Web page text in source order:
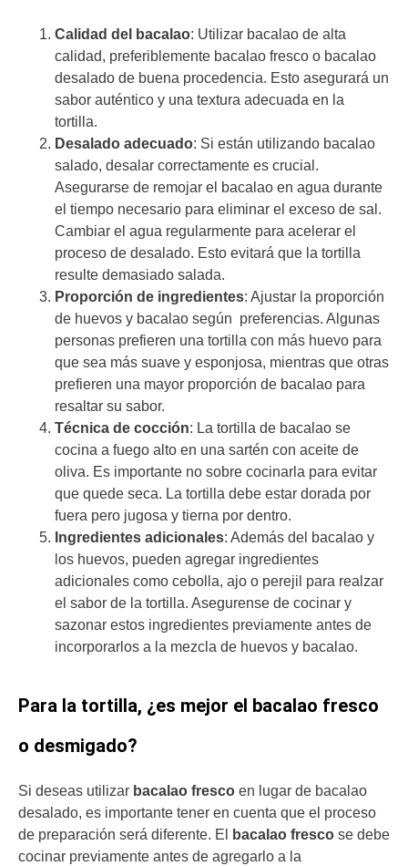
Calidad del bacalao: Utilizar bacalao de alta
calidad, preferiblemente bacalao fresco o bacalao
desalado de buena procedencia. Esto asegurará un
sabor auténtico y una textura adecuada en la
tortilla.
Desalado adecuado: Si están utilizando bacalao
salado, desalar correctamente es crucial.
Asegurarse de remojar el bacalao en agua durante
el tiempo necesario para eliminar el exceso de sal.
Cambiar el agua regularmente para acelerar el
proceso de desalado. Esto evitará que la tortilla
resulte demasiado salada.
Proporción de ingredientes: Ajustar la proporción
de huevos y bacalao según preferencias. Algunas
personas prefieren una tortilla con más huevo para
que sea más suave y esponjosa, mientras que otras
prefieren una mayor proporción de bacalao para
resaltar su sabor.
Técnica de cocción: La tortilla de bacalao se
cocina a fuego alto en una sartén con aceite de
oliva. Es importante no sobre cocinarla para evitar
que quede seca. La tortilla debe estar dorada por
fuera pero jugosa y tierna por dentro.
Ingredientes adicionales: Además del bacalao y
los huevos, pueden agregar ingredientes
adicionales como cebolla, ajo o perejil para realzar
el sabor de la tortilla. Asegurense de cocinar y
sazonar estos ingredientes previamente antes de
incorporarlos a la mezcla de huevos y bacalao.
Para la tortilla, ¿es mejor el bacalao fresco
o desmigado?
Si deseas utilizar bacalao fresco en lugar de bacalao
desalado, es importante tener en cuenta que el proceso
de preparación será diferente. El
bacalao fresco se debe
cocinar previamente antes de agregarlo a la